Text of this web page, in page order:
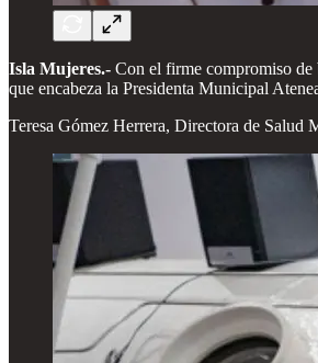
Isla Mujeres.- Con el firme compromiso de
que encabeza la Presidenta Municipal
Teresa Gómez Herrera, Directora de Salud